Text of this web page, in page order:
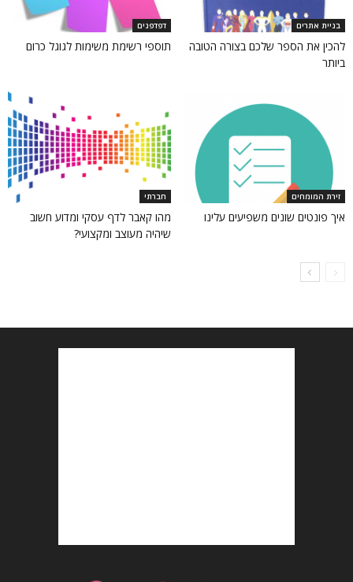
בניית אתרים
להכין את הספר שלכם בצורה הטובה
ביותר
דפדפנים
תוספי רשימת משימות לגוגל כרום
זירת המומחים
איך פונטים שונים משפיעים עלינו
חברתי
מהו קאבר לדף עסקי ומדוע חשוב
שיהיה מעוצב ומקצועי?